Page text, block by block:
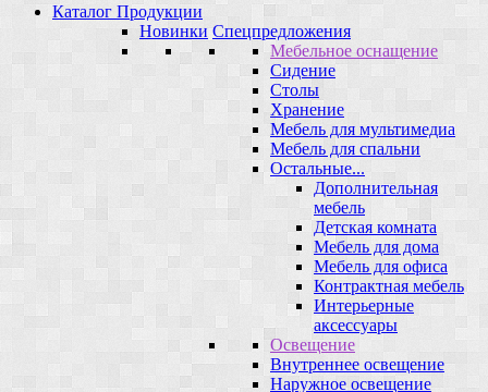
Каталог Продукции
Новинки Спецпредложения
Мебельное оснащение
Сидение
Столы
Хранение
Мебель для мультимедиа
Мебель для спальни
Остальные...
Дополнительная
мебель
Детская комната
Мебель для дома
Мебель для офиса
Контрактная мебель
Интерьерные
аксессуары
Освещение
Внутреннее освещение
Наружное освещение